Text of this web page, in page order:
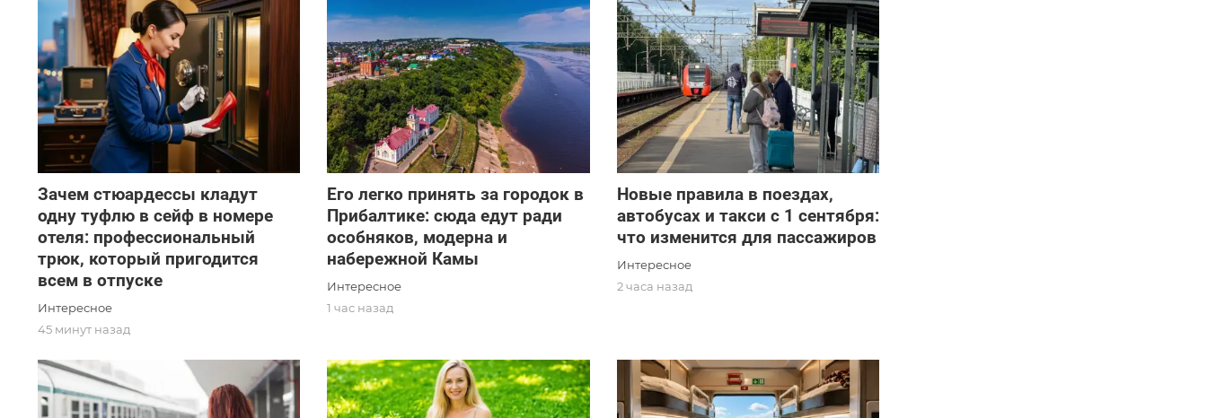
Зачем стюардессы кладут
одну туфлю в сейф в номере
отеля: профессиональный
трюк, который пригодится
всем в отпуске
Интересное
45 минут назад
Его легко принять за городок в
Прибалтике: сюда едут ради
особняков, модерна и
набережной Камы
Интересное
1 час назад
Новые правила в поездах,
автобусах и такси с 1 сентября:
что изменится для пассажиров
Интересное
2 часа назад